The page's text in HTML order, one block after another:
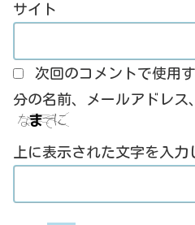
サイト
次回のコメントで使用
分の名前、メールアドレス
上に表示された文字を入力